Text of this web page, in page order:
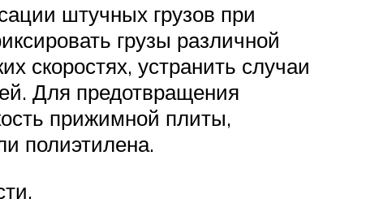
штучных грузов при
грузы различной
скоростях, устранить случаи
Для предотвращения
прижимной плиты,
полиэтилена.